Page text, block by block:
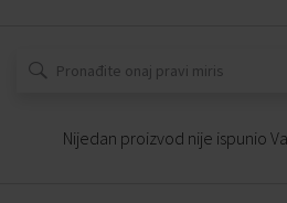
Nijedan proizvod nije ispunio